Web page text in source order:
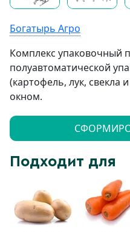
Богатырь Агро
Комплекс упаковочный
полуавтоматической
(картофель, лук, свекла
окном.
Подходит для